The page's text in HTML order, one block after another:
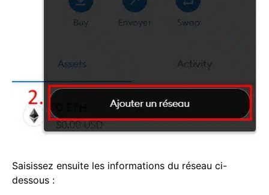
Saisissez ensuite les informations du réseau ci-
dessous :